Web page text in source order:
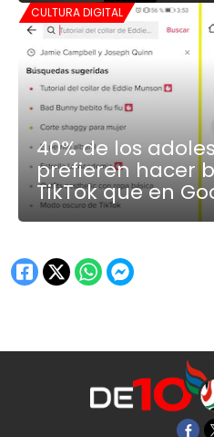
CULTURA DIGITAL
40% de los
prefieren hacer
TikTok que en